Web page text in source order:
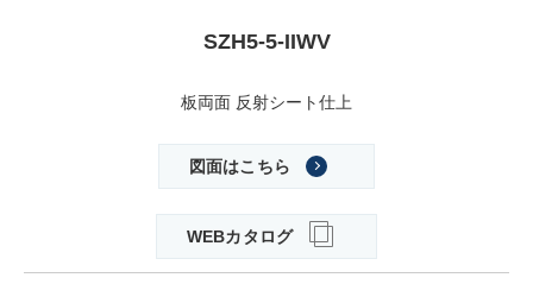
SZH5-5-IIWV
板両面 反射シート仕上
図面はこちら
WEBカタログ